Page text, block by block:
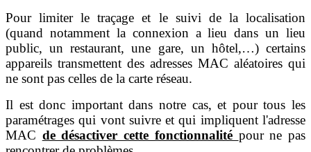
Pour limiter le traçage et le suivi de la localisation
(quand notamment la connexion a lieu dans un lieu
public, un restaurant, une gare, un hôtel,…) certains
appareils transmettent des adresses MAC aléatoires qui
ne sont pas celles de la carte réseau.
Il est donc important dans notre cas, et pour tous les
paramétrages qui vont suivre et qui impliquent l'adresse
MAC de désactiver cette fonctionnalité pour ne pas